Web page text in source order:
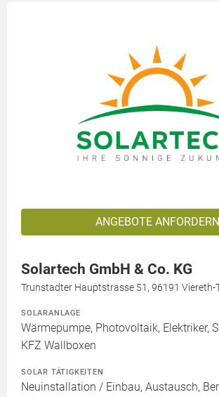
ANGEBOTE ANFORDERN
Solartech GmbH & Co. KG
Trunstadter Hauptstrasse 51, 96191 Viereth-
SOLARANLAGE
Wärmepumpe, Photovoltaik, Elektriker,
KFZ Wallboxen
SOLAR TÄTIGKEITEN
Neuinstallation / Einbau, Austausch,